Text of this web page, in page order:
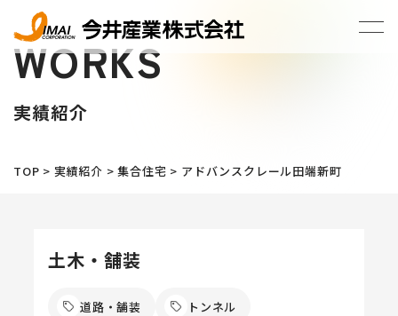
WORKS
実績紹介
TOP > 実績紹介 >集合住宅 > アドバンスクレール田端新町
土木・舗装
道路・舗装 トンネル